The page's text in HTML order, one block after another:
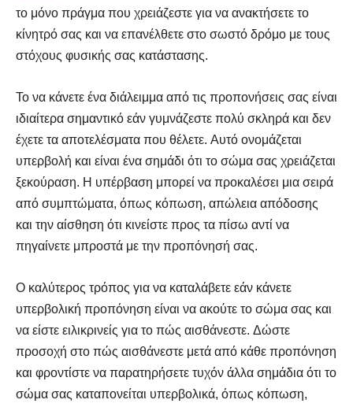
το μόνο πράγμα που χρειάζεστε για να ανακτήσετε το
κίνητρό σας και να επανέλθετε στο σωστό δρόμο με τους
στόχους φυσικής σας κατάστασης.
Το να κάνετε ένα διάλειμμα από τις προπονήσεις σας είναι
ιδιαίτερα σημαντικό εάν γυμνάζεστε πολύ σκληρά και δεν
έχετε τα αποτελέσματα που θέλετε. Αυτό ονομάζεται
υπερβολή και είναι ένα σημάδι ότι το σώμα σας χρειάζεται
ξεκούραση. Η υπέρβαση μπορεί να προκαλέσει μια σειρά
από συμπτώματα, όπως κόπωση, απώλεια απόδοσης
και την αίσθηση ότι κινείστε προς τα πίσω αντί να
πηγαίνετε μπροστά με την προπόνησή σας.
Ο καλύτερος τρόπος για να καταλάβετε εάν κάνετε
υπερβολική προπόνηση είναι να ακούτε το σώμα σας και
να είστε ειλικρινείς για το πώς αισθάνεστε. Δώστε
προσοχή στο πώς αισθάνεστε μετά από κάθε προπόνηση
και φροντίστε να παρατηρήσετε τυχόν άλλα σημάδια ότι το
σώμα σας καταπονείται υπερβολικά, όπως κόπωση,